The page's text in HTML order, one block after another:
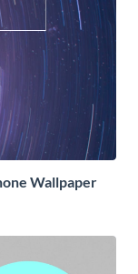
Wallpaper